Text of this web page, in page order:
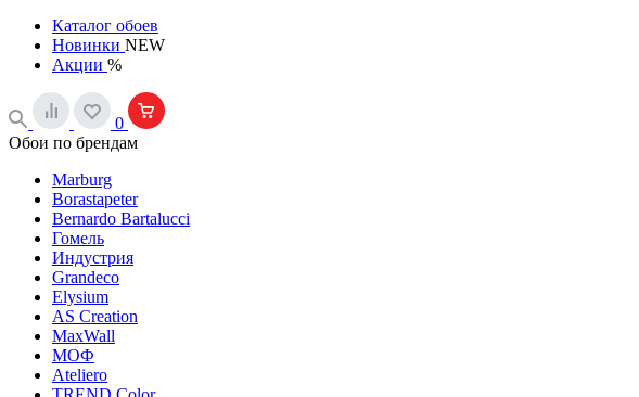
Каталог обоев
Новинки NEW
Акции %
0
Обои по брендам
Marburg
Borastapeter
Bernardo Bartalucci
Гомель
Индустрия
Grandeco
Elysium
AS Creation
MaxWall
МОФ
Ateliero